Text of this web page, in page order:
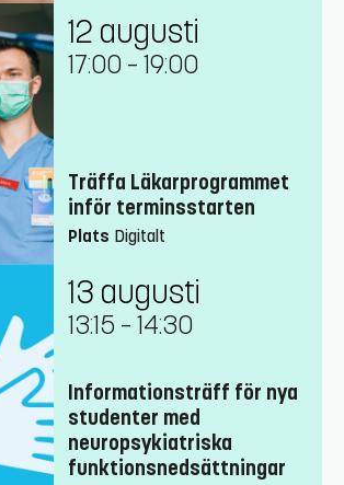
12 augusti
17:00 – 19:00
Träffa Läkarprogrammet
inför terminsstarten
Plats Digitalt
13 augusti
13:15 – 14:30
Informationsträff för nya
studenter med
neuropsykiatriska
funktionsnedsättningar